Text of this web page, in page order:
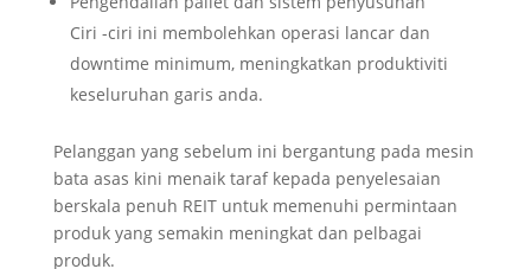
Ciri -ciri ini membolehkan operasi lancar dan
downtime minimum, meningkatkan produktiviti
keseluruhan garis anda.
Pelanggan yang sebelum ini bergantung pada mesin
bata asas kini menaik taraf kepada penyelesaian
berskala penuh REIT untuk memenuhi permintaan
produk yang semakin meningkat dan pelbagai
produk.